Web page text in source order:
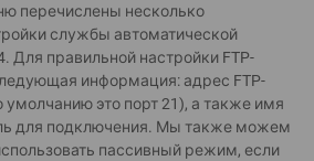
перечислены несколько
службы автоматической
Для правильной настройки FTP-
информация: адрес FTP-
умолчанию это порт 21), а также имя
для подключения. Мы также можем
пассивный режим, если